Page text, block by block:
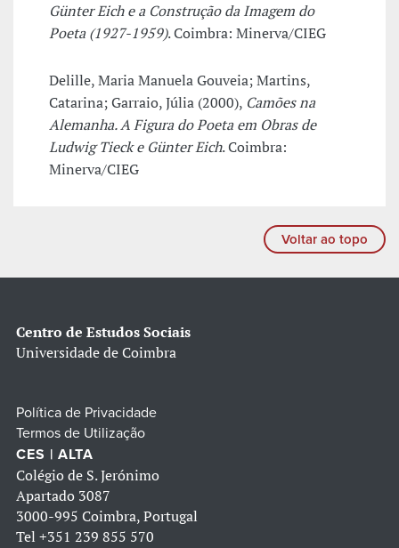
Günter Eich e a Construção da Imagem do
Poeta (1927-1959). Coimbra: Minerva/CIEG
Delille, Maria Manuela Gouveia; Martins,
Catarina; Garraio, Júlia (2000), Camões na
Alemanha. A Figura do Poeta em Obras de
Ludwig Tieck e Günter Eich. Coimbra:
Minerva/CIEG
Voltar ao topo
Centro de Estudos Sociais
Universidade de Coimbra
Política de Privacidade
Termos de Utilização
CES | ALTA
Colégio de S. Jerónimo
Apartado 3087
3000-995 Coimbra, Portugal
Tel +351 239 855 570